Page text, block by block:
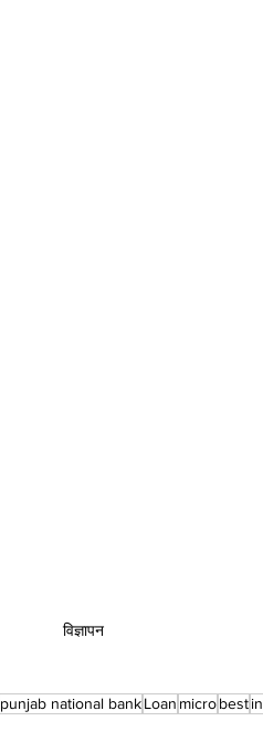
विज्ञापन
punjab national bankLoan microbest